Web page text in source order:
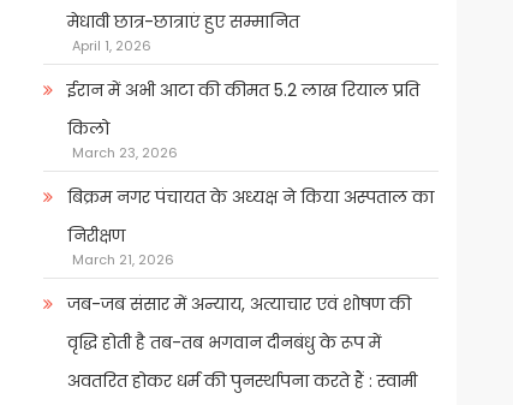
मेधावी छात्र-छात्राएं हुए सम्मानित
April 1, 2026
ईरान में अभी आटा की कीमत 5.2 लाख रियाल प्रति
किलो
March 23, 2026
बिक्रम नगर पंचायत के अध्यक्ष ने किया अस्पताल का
निरीक्षण
March 21, 2026
जब-जब संसार में अन्याय, अत्याचार एवं शोषण की
वृद्धि होती है तब-तब भगवान दीनबंधु के रूप में
अवतरित होकर धर्म की पुनर्स्थापना करते हैं : स्वामी